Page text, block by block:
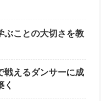
ぶことの大切さを教
戦えるダンサーに成
く